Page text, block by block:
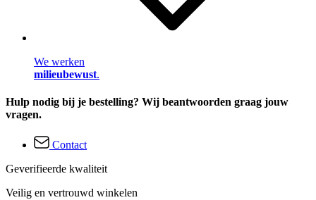
We werken
milieubewust.
Hulp nodig bij je bestelling? Wij beantwoorden graag jouw
vragen.
Contact
Geverifieerde kwaliteit
Veilig en vertrouwd winkelen